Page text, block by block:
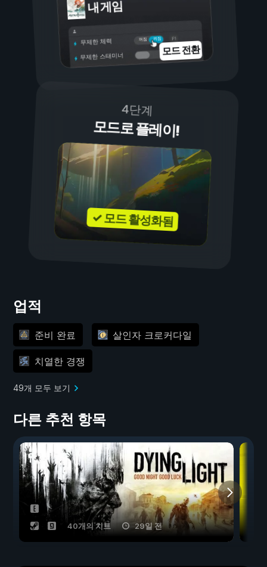
내 게임
켜짐
꺼짐
무제한 체력
무제한 스태미너 모드 전환
4단계
모드로 플레이!
✓ 모드 활성화됨
업적
준비 완료 살인자 크로커다일
치열한 경쟁
49개 모두 보기
다른 추천 항목
40개의 치트 29일 전